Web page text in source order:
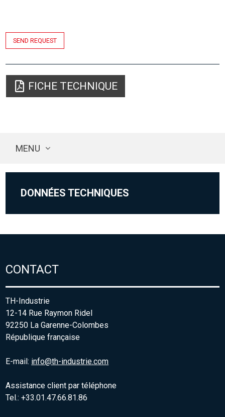
SEND REQUEST
FICHE TECHNIQUE
MENU
DONNÉES TECHNIQUES
CONTACT
TH-Industrie
12-14 Rue Raymon Ridel
92250 La Garenne-Colombes
République française
E-mail: info@th-industrie.com
Assistance client par téléphone
Tel.: +33.01.47.66.81.86